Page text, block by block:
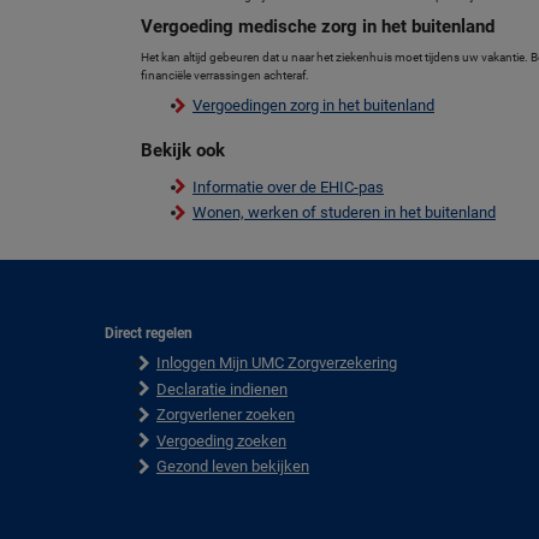
Vergoeding medische zorg in het buitenland
Het kan altijd gebeuren dat u naar het ziekenhuis moet tijdens uw
financiële verrassingen achteraf.
Vergoedingen zorg in het buitenland
Bekijk ook
Informatie over de EHIC-pas
Wonen, werken of studeren in het buitenland
Direct regelen
Inloggen Mijn UMC Zorgverzekering
Declaratie indienen
Zorgverlener zoeken
Vergoeding zoeken
Gezond leven bekijken